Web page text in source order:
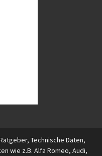
Technische Daten,
wie z.B. Alfa Romeo, Audi,